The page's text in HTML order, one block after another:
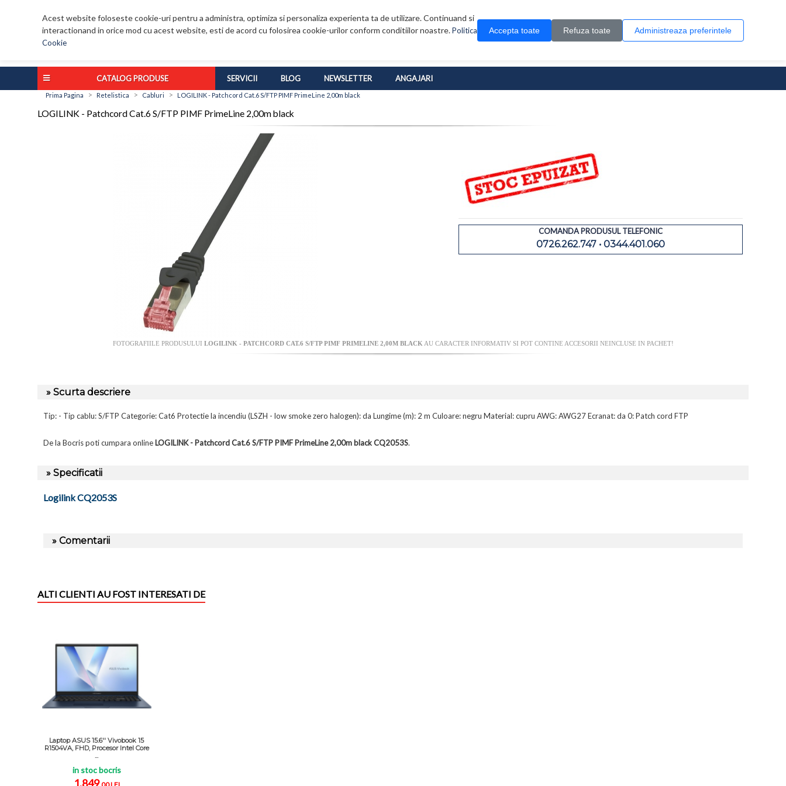
Acest website foloseste cookie-uri pentru a administra, optimiza si personaliza experienta ta de utilizare. Continuand si
interactionand in orice mod cu acest website, esti de acord cu folosirea cookie-urilor conform conditiilor noastre.Politica
Cookie
Accepta toate Refuza toate Administreaza preferintele
0 produs(e)
CATALOG PRODUSE SERVICII BLOG NEWSLETTER ANGAJARI
Prima Pagina > Retelistica > Cabluri > LOGILINK - Patchcord Cat.6 S/FTP PIMF PrimeLine 2,00m black
LOGILINK - Patchcord Cat.6 S/FTP PIMF PrimeLine 2,00m black
COMANDA PRODUSUL TELEFONIC
0726.262.747 • 0344.401.060
FOTOGRAFIILE PRODUSULUI LOGILINK - PATCHCORD CAT.6 S/FTP PIMF PRIMELINE 2,00M BLACK AU CARACTER INFORMATIV SI POT CONTINE ACCESORII NEINCLUSE IN PACHET!
» Scurta descriere
Tip: - Tip cablu: S/FTP Categorie: Cat6 Protectie la incendiu (LSZH - low smoke zero halogen): da Lungime (m): 2 m Culoare: negru Material: cupru AWG: AWG27 Ecranat: da 0: Patch cord FTP
De la Bocris poti cumpara online LOGILINK - Patchcord Cat.6 S/FTP PIMF PrimeLine 2,00m black CQ2053S.
» Specificatii
Logilink CQ2053S
» Comentarii
ALTI CLIENTI AU FOST INTERESATI DE
Laptop ASUS 15.6'' Vivobook 15
R1504VA, FHD, Procesor Intel Core
...
in stoc bocris
1.849